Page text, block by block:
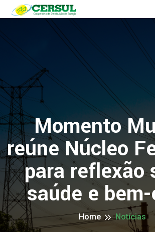
Momento
reúne Núcleo
para reflexão
saúde e
Home Notícias